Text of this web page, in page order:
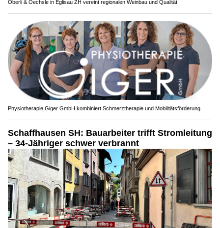
Oberli & Oechsle in Eglisau ZH vereint regionalen Weinbau und Qualität
Physiotherapie Giger GmbH kombiniert Schmerztherapie und Mobilitätsförderung
Schaffhausen SH: Bauarbeiter trifft Stromleitung
– 34-Jähriger schwer verbrannt